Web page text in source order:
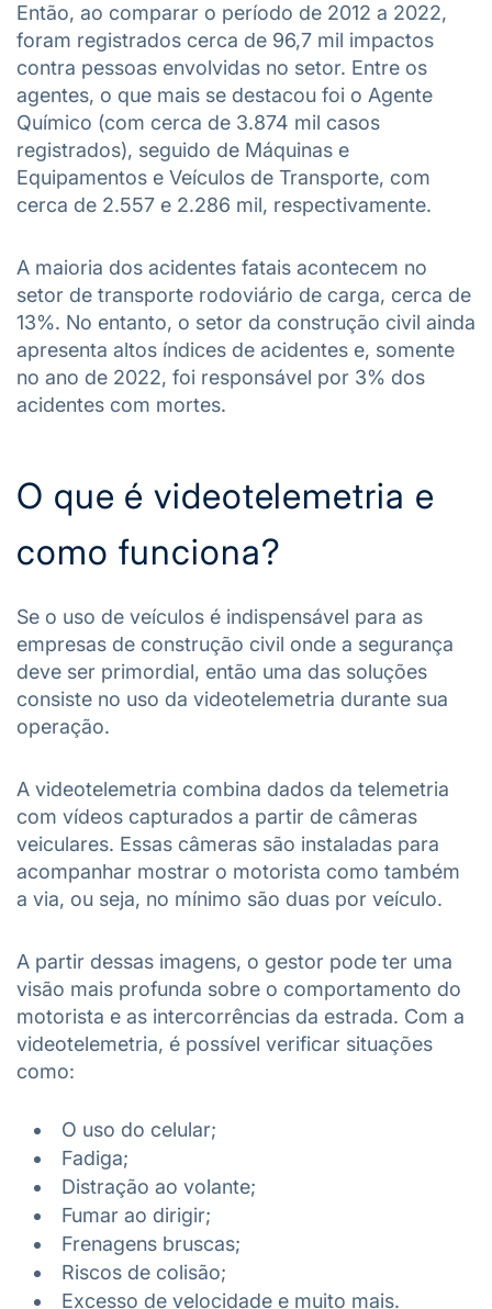
Então, ao comparar o período de 2012 a 2022,
foram registrados cerca de 96,7 mil impactos
contra pessoas envolvidas no setor. Entre os
agentes, o que mais se destacou foi o Agente
Químico (com cerca de 3.874 mil casos
registrados), seguido de Máquinas e
Equipamentos e Veículos de Transporte, com
cerca de 2.557 e 2.286 mil, respectivamente.
A maioria dos acidentes fatais acontecem no
setor de transporte rodoviário de carga, cerca de
13%. No entanto, o setor da construção civil ainda
apresenta altos índices de acidentes e, somente
no ano de 2022, foi responsável por 3% dos
acidentes com mortes.
O que é videotelemetria e
como funciona?
Se o uso de veículos é indispensável para as
empresas de construção civil onde a segurança
deve ser primordial, então uma das soluções
consiste no uso da videotelemetria durante sua
operação.
A videotelemetria combina dados da telemetria
com vídeos capturados a partir de câmeras
veiculares. Essas câmeras são instaladas para
acompanhar mostrar o motorista como também
a via, ou seja, no mínimo são duas por veículo.
A partir dessas imagens, o gestor pode ter uma
visão mais profunda sobre o comportamento do
motorista e as intercorrências da estrada. Com a
videotelemetria, é possível verificar situações
como:
O uso do celular;
Fadiga;
Distração ao volante;
Fumar ao dirigir;
Frenagens bruscas;
Riscos de colisão;
Excesso de velocidade e muito mais.